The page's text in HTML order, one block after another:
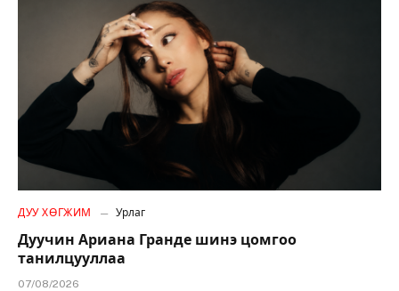
ДУУ ХӨГЖИМ Урлаг
Дуучин Ариана Гранде шинэ цомгоо
танилцууллаа
07/08/2026